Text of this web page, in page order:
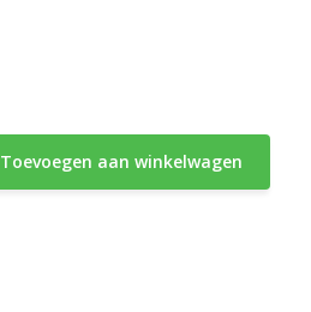
Toevoegen aan winkelwagen